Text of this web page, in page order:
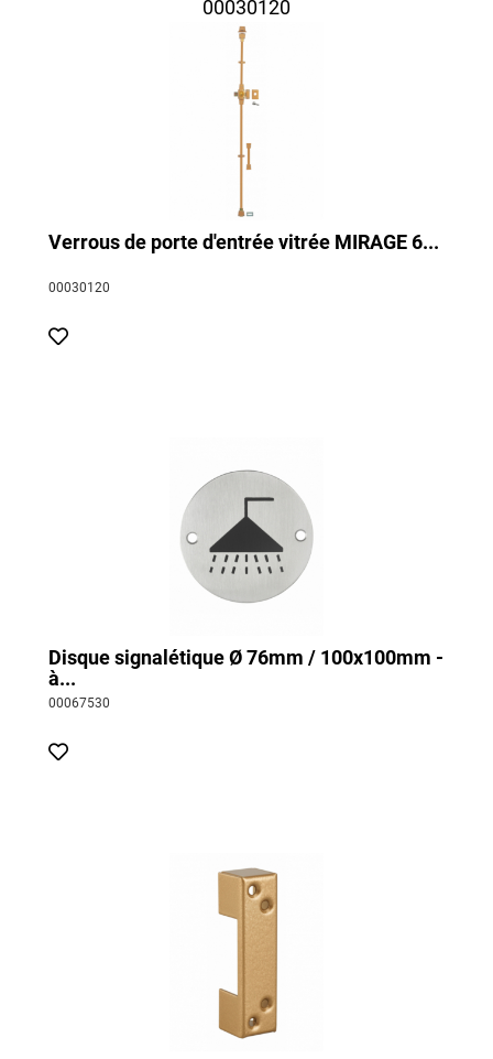
Verrous de porte d'entrée vitrée MIRAGE 6...
00030120
Disque signalétique Ø 76mm / 100x100mm -
à...
00067530